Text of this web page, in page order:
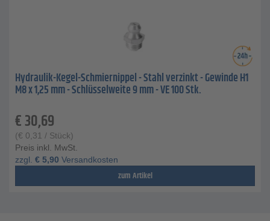
Hydraulik-Kegel-Schmiernippel - Stahl verzinkt - Gewinde H1
M8 x 1,25 mm - Schlüsselweite 9 mm - VE 100 Stk.
€30,69
(€ 0,31 / Stück)
Preis inkl. MwSt.
zzgl. € 5,90 Versandkosten
zum Artikel